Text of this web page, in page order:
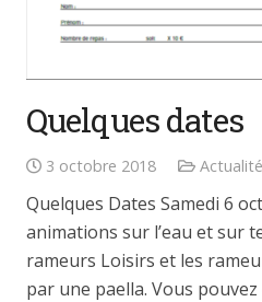
Quelques dates
3 octobre 2018
Quelques Dates Samedi 6
animations sur l’eau et sur
rameurs Loisirs et les
par une paella. Vous